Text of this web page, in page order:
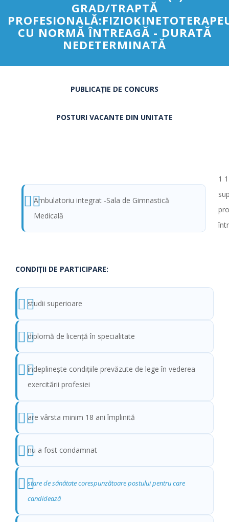
GRAD/TRAPTĂ
CU NORMĂ ÎNTREAGĂ - DURATĂ
NEDETERMINATĂ
PUBLICAȚIE DE CONCURS
POSTURI VACANTE DIN UNITATE
Ambulatoriu integrat -Sala de Gimnastică
Medicală
1
CONDIŢII DE PARTICIPARE:
studii superioare
diplomă de licenţă în specialitate
îndeplinește condițiile prevăzute de lege în vederea
exercitării profesiei
are vârsta minim 18 ani împlinită
nu a fost condamnat
stare de sănătate corespunzătoare postului pentru care
candidează